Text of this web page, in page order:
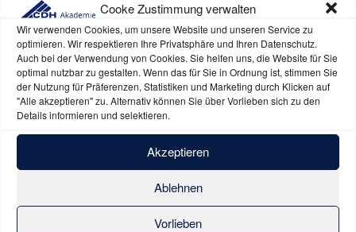
Cooke Zustimmung verwalten
Wir verwenden Cookies, um unsere Website und unseren Service zu
optimieren. Wir respektieren Ihre Privatsphäre und Ihren Datenschutz.
Auch bei der Verwendung von Cookies. Sie helfen uns, die Website für Sie
optimal nutzbar zu gestalten. Wenn das für Sie in Ordnung ist, stimmen Sie
der Nutzung für Präferenzen, Statistiken und Marketing durch Klicken auf
"Alle akzeptieren" zu. Alternativ können Sie über Vorlieben sich zu den
Details informieren und selektieren.
Akzeptieren
Ablehnen
Vorliebenexkl. 19 % MwSt.